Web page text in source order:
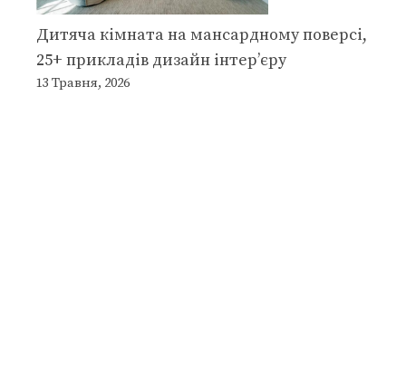
Дитяча кімната на мансардному поверсі,
25+ прикладів дизайн інтер’єру
13 Травня, 2026